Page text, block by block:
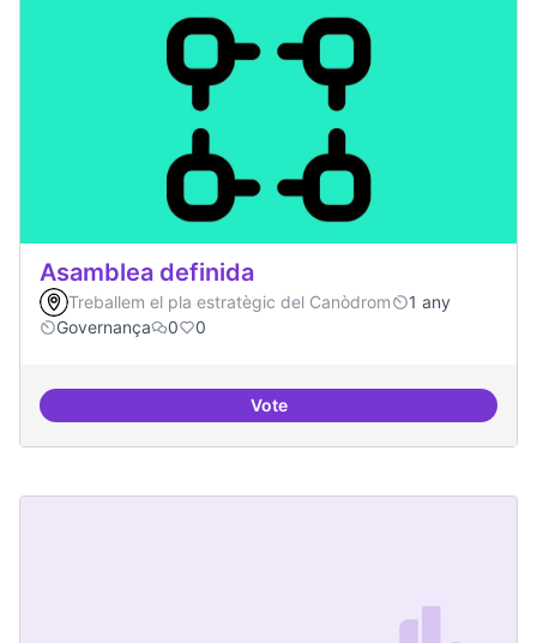
Asamblea definida
Treballem el pla estratègic del Canòdrom
1 any
Governança
0 0
VoteAsamblea definida